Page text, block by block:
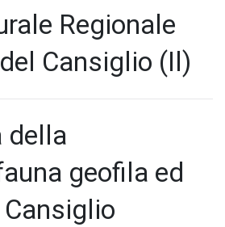
Regionale
Cansiglio (Il)
della
geofila ed